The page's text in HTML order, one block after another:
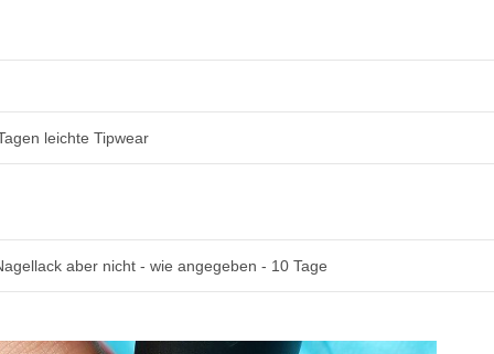
leichte Tipwear
aber nicht - wie angegeben - 10 Tage